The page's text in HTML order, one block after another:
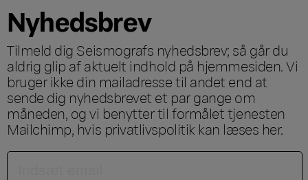
Nyhedsbrev
Tilmeld dig Seismografs nyhedsbrev; så går du
aldrig glip af aktuelt indhold på hjemmesiden. Vi
bruger ikke din mailadresse til andet end at
sende dig nyhedsbrevet et par gange om
måneden, og vi benytter til formålet tjenesten
Mailchimp, hvis privatlivspolitik kan læses her.